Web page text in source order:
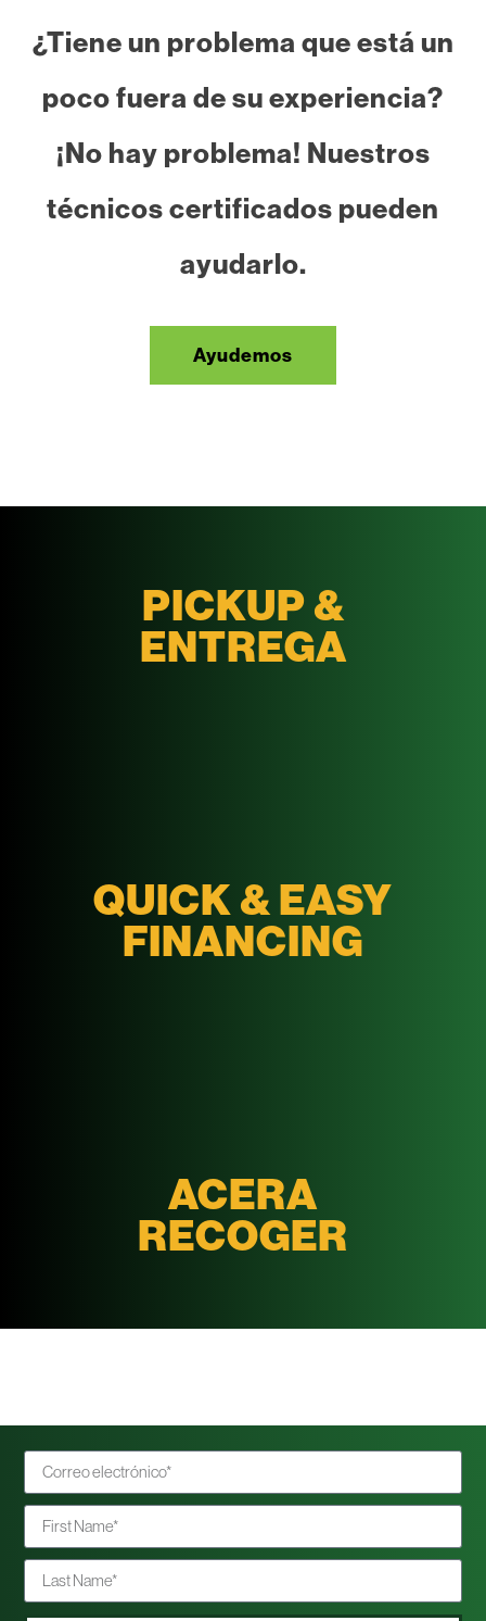
¿Tiene un problema que está un
poco fuera de su experiencia?
¡No hay problema! Nuestros
técnicos certificados pueden
ayudarlo.
Ayudemos
PICKUP &
ENTREGA
QUICK & EASY
FINANCING
ACERA
RECOGER